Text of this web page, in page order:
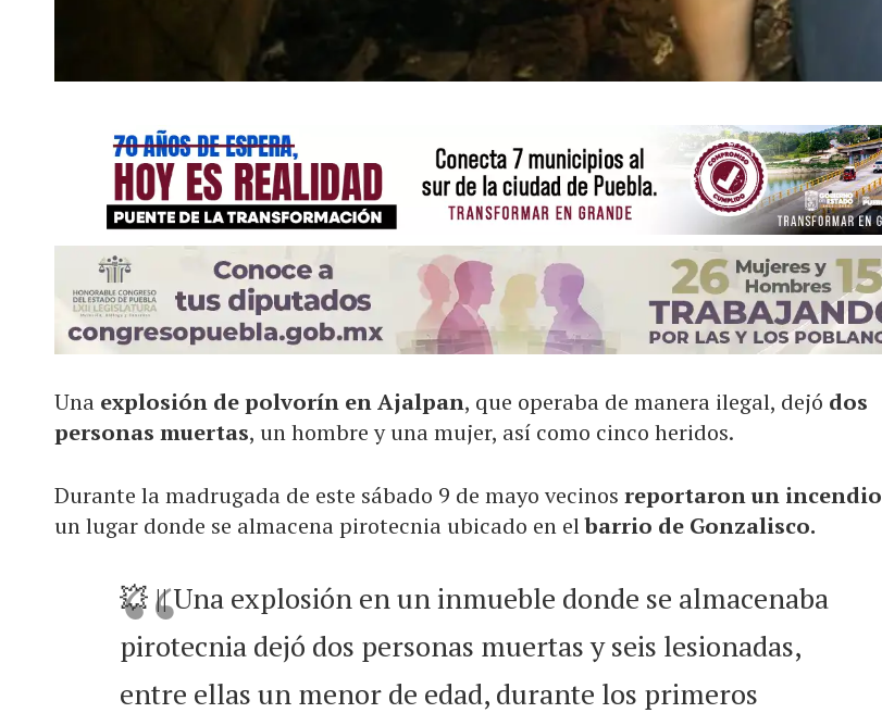
Una explosión de polvorín en Ajalpan, que operaba de manera ilegal, dejó dos
personas muertas, un hombre y una mujer, así como cinco heridos.
Durante la madrugada de este sábado 9 de mayo vecinos reportaron un incendio
un lugar donde se almacena pirotecnia ubicado en elbarrio de Gonzalisco.
💥 || Una explosión en un inmueble donde se almacenaba
pirotecnia dejó dos personas muertas y seis lesionadas,
entre ellas un menor de edad, durante los primeros